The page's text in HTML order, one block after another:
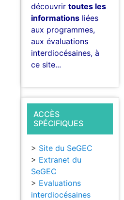
découvrirtoutes les
informations liées
aux programmes,
aux évaluations
interdiocésaines, à
ce site...
ACCÈS
SPÉCIFIQUES
> Site du SeGEC
> Extranet du
SeGEC
> Evaluations
interdiocésaines